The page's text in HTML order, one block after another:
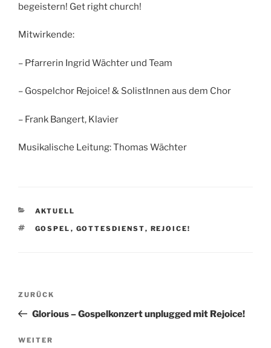
begeistern! Get right church!
Mitwirkende:
– Pfarrerin Ingrid Wächter und Team
– Gospelchor Rejoice! & SolistInnen aus dem Chor
– Frank Bangert, Klavier
Musikalische Leitung: Thomas Wächter
KATEGORIEN
AKTUELL
SCHLAGWÖRTER
GOSPEL , GOTTESDIENST, REJOICE!
Beitragsnavigation
Vorheriger
Beitrag
ZURÜCK
Glorious – Gospelkonzert unplugged mit Rejoice!
Nächster
WEITER